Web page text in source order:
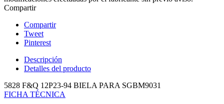
Compartir
Compartir
Tweet
Pinterest
Descripción
Detalles del producto
5828 F&Q 12P23-94 BIELA PARA SGBM9031
FICHA TÉCNICA